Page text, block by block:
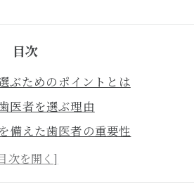
目次
ぶためのポイントとは
医者を選ぶ理由
備えた歯医者の重要性
歯医者を見極める方法
き歯医者の特徴